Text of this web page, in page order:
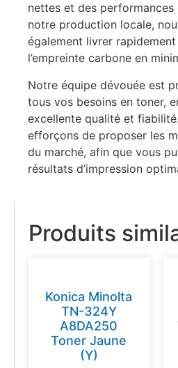
nettes et des performances
notre production locale,
également livrer
l’empreinte carbone en
Notre équipe dévouée est
tous vos besoins en toner,
excellente qualité et
efforçons de proposer les
du marché, afin que vous
résultats d’impression
Produits
Konica Minolta
TN-324Y
A8DA250
Toner Jaune
(Y)